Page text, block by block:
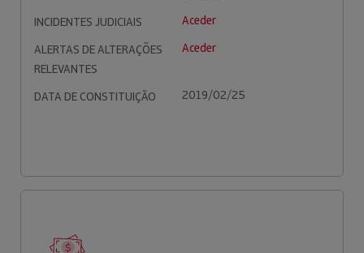
INCIDENTES JUDICIAIS
Aceder
ALERTAS DE ALTERAÇÕES
RELEVANTES
Aceder
DATA DE CONSTITUIÇÃO 2019/02/25